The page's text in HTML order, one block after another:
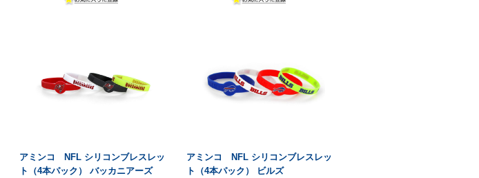
アミンコ NFL シリコンブレスレッ
ト（4本パック） バッカニアーズ
アミンコ NFL シリコンブレスレッ
ト（4本パック） ビルズ